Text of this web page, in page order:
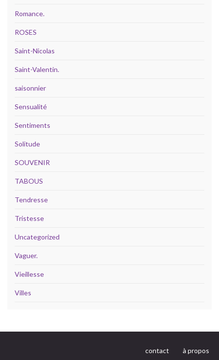
Romance.
ROSES
Saint-Nicolas
Saint-Valentin.
saisonnier
Sensualité
Sentiments
Solitude
SOUVENIR
TABOUS
Tendresse
Tristesse
Uncategorized
Vaguer.
Vieillesse
Villes
contact à propos